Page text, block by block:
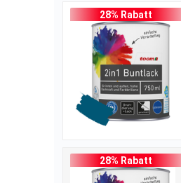
28% Rabatt
28% Rabatt